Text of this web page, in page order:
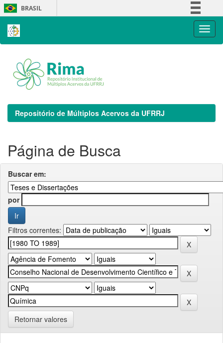
Skip
navigation
BRASIL
Repositório de Múltiplos Acervos da UFRRJ
Página de Busca
Buscar em:
por
Filtros correntes:
Retornar valores